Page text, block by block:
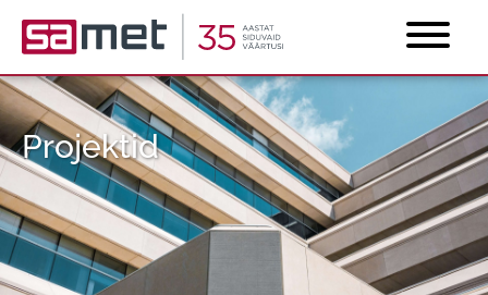
Projektid